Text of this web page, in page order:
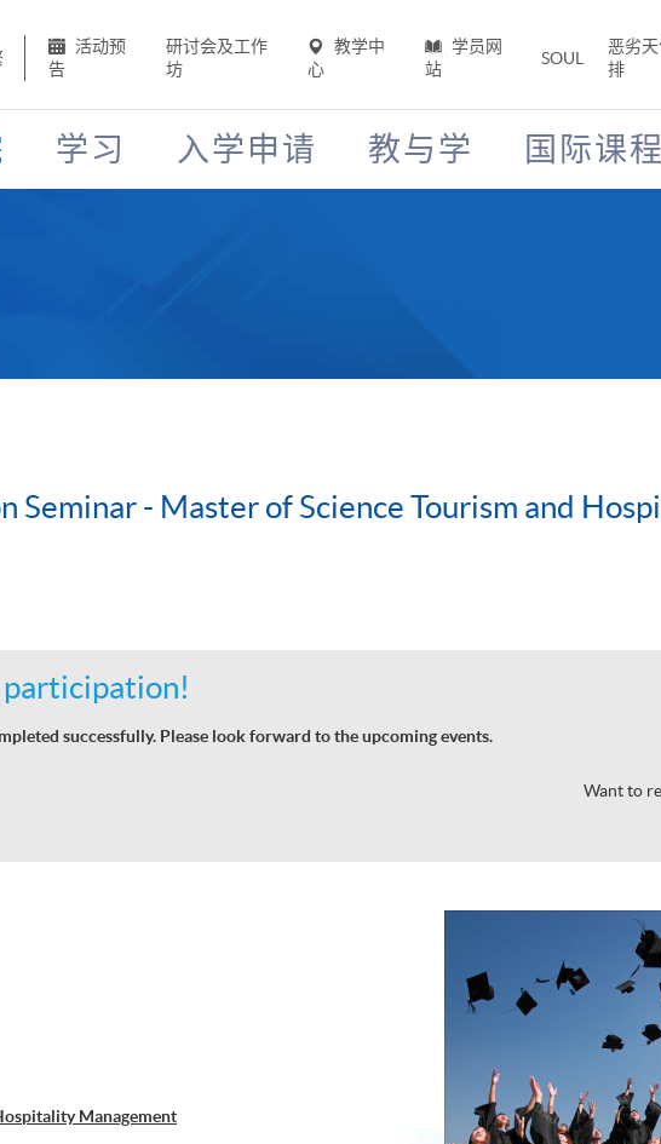
活动预
告
研讨会及工作
坊
教学中
心
学员网
站
SOUL
恶劣
排
学习 入学申请 教与学 国际课程
Seminar - Master of Science Tourism and
participation!
successfully. Please look forward to the upcoming events.
Want to
Management